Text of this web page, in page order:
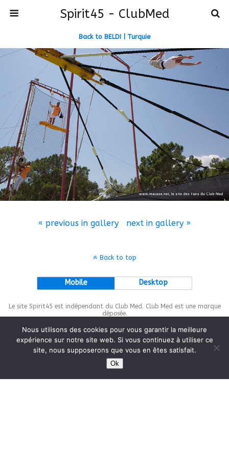
Spirit45 - ClubMed
Back to BELDI | Turquie
« previous in gallery next in gallery »
Back to top
Mobile Desktop
Le site Spirit45 est indépendant du Club Med. Club Med est une marque
déposée.
This site is protected bywp-copyrightpro.com
Nous utilisons des cookies pour vous garantir la meilleure
expérience sur notre site web. Si vous continuez à utiliser ce
site, nous supposerons que vous en êtes satisfait.
Ok